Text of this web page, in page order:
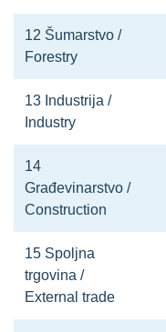
12 Šumarstvo /
Forestry
13 Industrija /
Industry
14
Građevinarstvo /
Construction
15 Spoljna
trgovina /
External trade